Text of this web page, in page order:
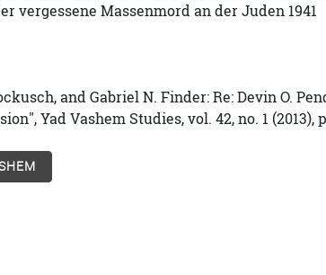
vergessene Massenmord an der Juden 1941
and Gabriel N. Finder: Re: Devin O.
Yad Vashem Studies, vol. 42, no. 1 (2013),